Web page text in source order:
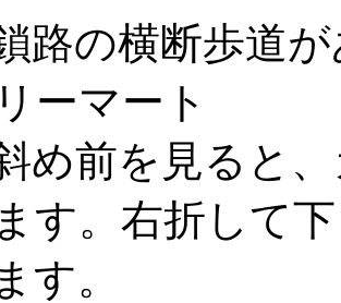
路の横断歩道
ーマート
前を見ると、
す。右折して
す。